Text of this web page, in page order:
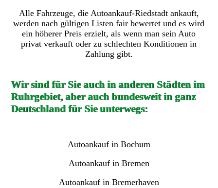
Alle Fahrzeuge, die Autoankauf-Riedstadt ankauft,
werden nach gültigen Listen fair bewertet und es wird
ein höherer Preis erzielt, als wenn man sein Auto
privat verkauft oder zu schlechten Konditionen in
Zahlung gibt.
Wir sind für Sie auch in anderen Städten im
Ruhrgebiet, aber auch bundesweit in ganz
Deutschland für Sie unterwegs:
Autoankauf in Bochum
Autoankauf in Bremen
Autoankauf in Bremerhaven